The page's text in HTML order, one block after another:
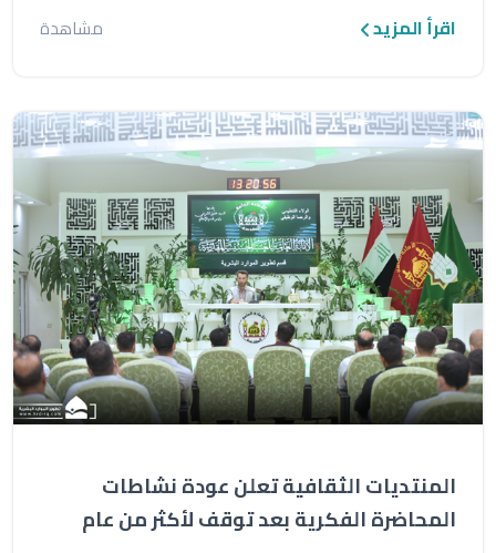
اقرأ المزيد مشاهدة
المنتديات الثقافية تعلن عودة نشاطات
المحاضرة الفكرية بعد توقف لأكثر من عام